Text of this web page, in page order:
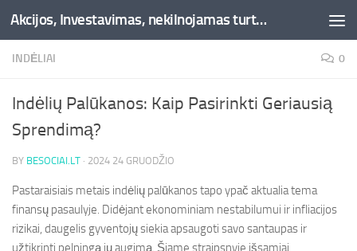
Skip to content Akcijos, Investavimas, nekilnojamas turtas, kriptovaliutos - Besociai.lt
INDĖLIAI 0
Indėlių Palūkanos: Kaip Pasirinkti Geriausią
Sprendimą?
BY BESOCIAI.LT · 2024 24 GRUODŽIO
Pastaraisiais metais indėlių palūkanos tapo ypač aktualia tema
finansų pasaulyje. Didėjant ekonominiam nestabilumui ir infliacijos
rizikai, daugelis gyventojų siekia apsaugoti savo santaupas ir
užtikrinti pelningą jų augimą. Šiame straipsnyje išsamiai